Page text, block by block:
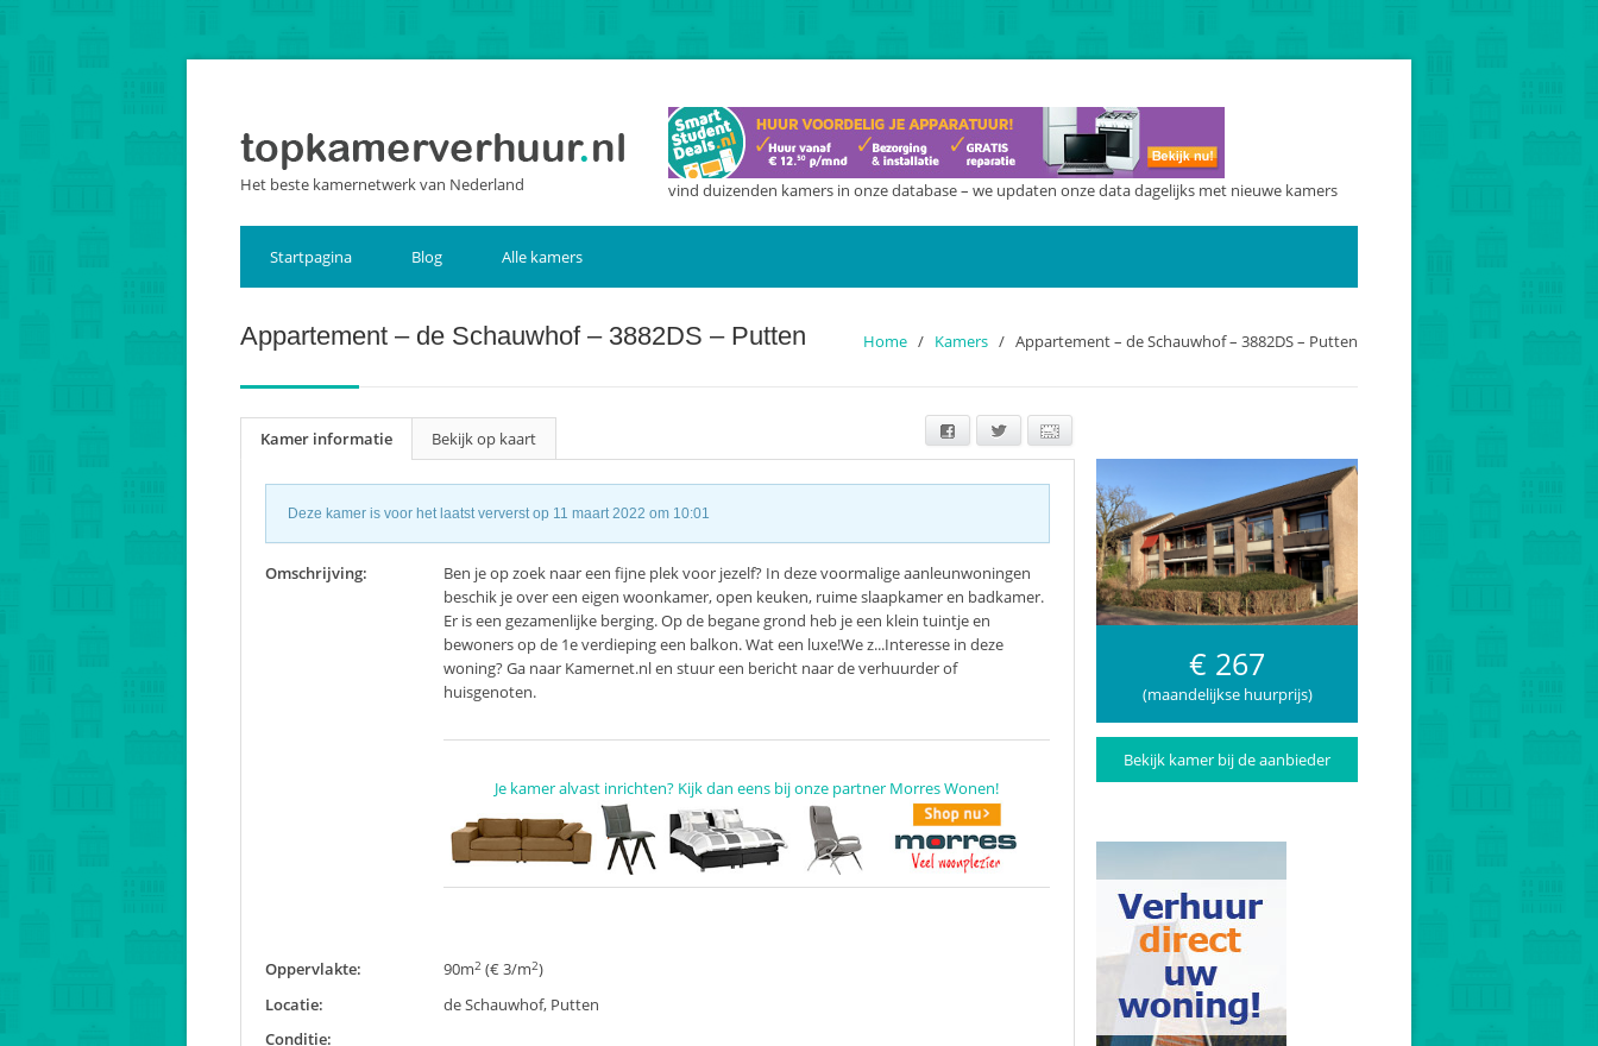
Het beste kamernetwerk van Nederland vind duizenden kamers in onze database – we updaten onze data dagelijks met nieuwe kamers
Startpagina Blog Alle kamers
Home / Kamers / Appartement – de Schauwhof – 3882DS – Putten
Appartement – de Schauwhof – 3882DS – Putten
Facebook Twitter
Kamer informatie Bekijk op kaart
Deze kamer is voor het laatst ververst op 11 maart 2022 om 10:01
Omschrijving:
Ben je op zoek naar een fijne plek voor jezelf? In deze voormalige aanleunwoningen
beschik je over een eigen woonkamer, open keuken, ruime slaapkamer en badkamer.
Er is een gezamenlijke berging. Op de begane grond heb je een klein tuintje en
bewoners op de 1e verdieping een balkon. Wat een luxe!We z...Interesse in deze
woning? Ga naar Kamernet.nl en stuur een bericht naar de verhuurder of
huisgenoten.
Je kamer alvast inrichten? Kijk dan eens bij onze partner Morres Wonen!
Oppervlakte: 90m2 (€ 3/m2)
Locatie:
de Schauwhof, Putten
Conditie:
€ 267
(maandelijkse huurprijs)
Bekijk kamer bij de aanbieder